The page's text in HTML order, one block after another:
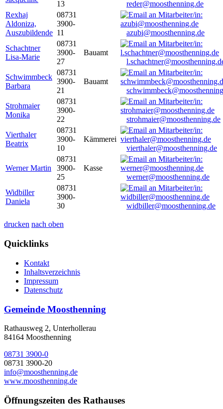
13
reder@moosthenning.de
Rexhaj
Aldoniza,
Auszubildende
08731
3900-
11
azubi@moosthenning.de
Schachtner
Lisa-Marie
08731
3900-
27
Bauamt
Schwimmbeck
Barbara
08731
3900-
21
Bauamt
Strohmaier
Monika
08731
3900-
22
strohmaier@moosthenning.de
Vierthaler
Beatrix
08731
3900-
10
Kämmerei
vierthaler@moosthenning.de
Werner Martin
08731
3900-
25
Kasse
werner@moosthenning.de
Widbiller
Daniela
08731
3900-
30
widbiller@moosthenning.de
drucken nach oben
Quicklinks
Kontakt
Inhaltsverzeichnis
Impressum
Datenschutz
Gemeinde Moosthenning
Rathausweg 2, Unterhollerau
84164 Moosthenning
08731 3900-0
08731 3900-20
info@moosthenning.de
www.moosthenning.de
Öffnungszeiten des Rathauses